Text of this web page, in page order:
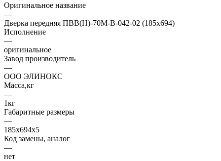
Оригинальное название
—
Дверка передняя ПВВ(Н)-70М-В-042-02 (185х694)
Исполнение
—
оригинальное
Завод производитель
—
ООО ЭЛИНОКС
Масса,кг
—
1кг
Габаритные размеры
—
185х694х5
Код замены, аналог
—
нет